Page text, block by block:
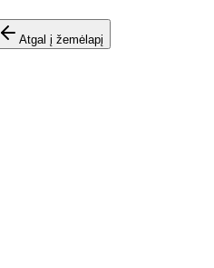
Atgal į žemėlapį